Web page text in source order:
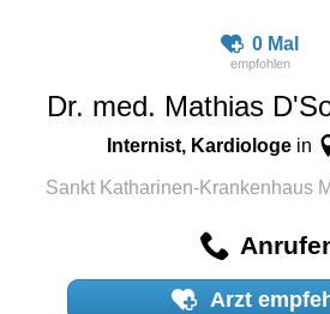
0 Mal
Dr. med. Mathias
Internist, Kardiologein
Sankt Katharinen-Krankenhaus
Arzt